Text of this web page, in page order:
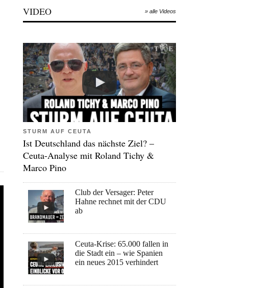
VIDEO » alle Videos
STURM AUF CEUTA
Ist Deutschland das nächste Ziel? –
Ceuta-Analyse mit Roland Tichy &
Marco Pino
Club der Versager: Peter
Hahne rechnet mit der CDU
ab
Ceuta-Krise: 65.000 fallen in
die Stadt ein – wie Spanien
ein neues 2015 verhindert